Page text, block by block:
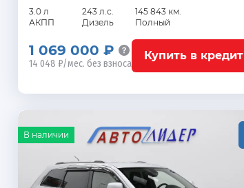
3.0 л 243 л.с.
145 843 км.
АКПП
Дизель Полный
Купить в кредит
1 069 000 ₽
14 048 ₽/мес. без взноса
В наличии